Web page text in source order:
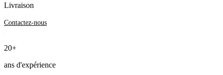
Livraison
Contactez-nous
20+
ans d'expérience